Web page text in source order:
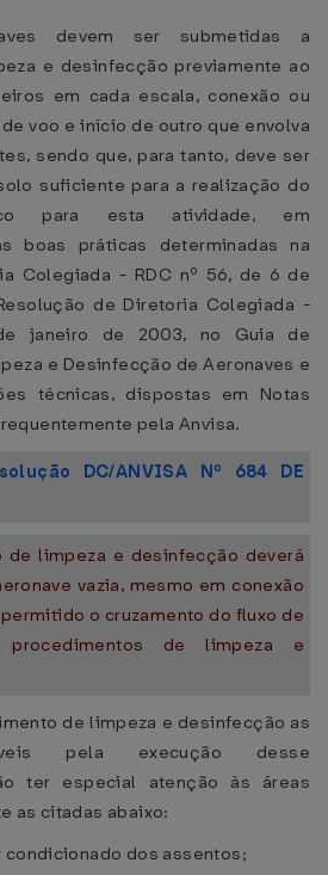
devem ser submetidas a
e desinfecção previamente ao
em cada escala, conexão ou
voo e início de outro que envolva
sendo que, para tanto, deve ser
suficiente para a realização do
para esta atividade, em
boas práticas determinadas na
Colegiada - RDC nº 56, de 6 de
de Diretoria Colegiada -
janeiro de 2003, no Guia de
e Desinfecção de Aeronaves e
técnicas, dispostas em Notas
pela Anvisa.
DC/ANVISA Nº 684 DE
de limpeza e desinfecção deverá
vazia, mesmo em conexão
o cruzamento do fluxo de
de limpeza e
de limpeza e desinfecção as
pela execução desse
ter especial atenção às áreas
as citadas abaixo:
condicionado dos assentos;